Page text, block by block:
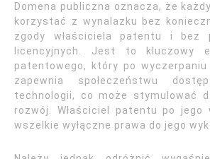
Domena publiczna oznacza, że
korzystać z wynalazku bez
zgody właściciela patentu i bez
licencyjnych. Jest to kluczowy
patentowego, który po wyczerpaniu
zapewnia społeczeństwu
technologii, co może stymulować
rozwój. Właściciel patentu po jego
wszelkie wyłączne prawa do jego